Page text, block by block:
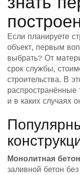
Если планируете
объект, первым
выбрать? От
срок службы,
строительства. В
распространённые
и в каких случаях
Монолитная
заливной бетон